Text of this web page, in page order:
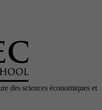
des sciences économiques et